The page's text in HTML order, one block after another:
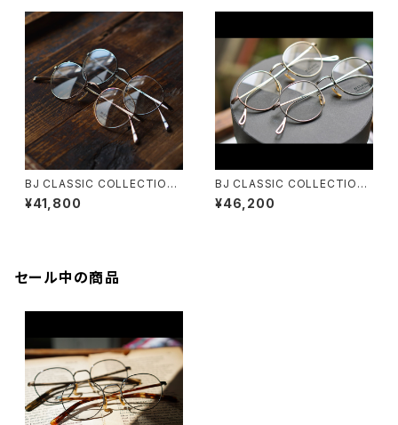
BJ CLASSIC COLLECTION
PREM-114BNT ボストン BJク
ラシック
¥41,800
BJ CLASSIC COLLECTION
PREM-143DT BJクラシック
彫金 丸メガネ
¥46,200
セール中の商品